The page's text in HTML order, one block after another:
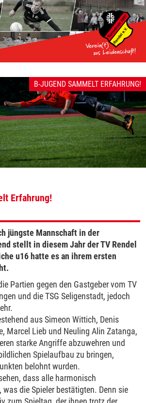
B-JUGEND SAMMELT ERFAHRUNG!
Erfahrung!
jüngste Mannschaft in der
stellt in diesem Jahr der TV Rendel
u16 hatte es an ihrem ersten
Partien gegen den Gastgeber vom TV
und die TSG Seligenstadt, jedoch
aus Simeon Wittich, Denis
Marcel Lieb und Neuling Alin Zatanga,
starke Angriffe abzuwehren und
Spielaufbau zu bringen,
belohnt wurden.
dass alle harmonisch
die Spieler bestätigten. Denn sie